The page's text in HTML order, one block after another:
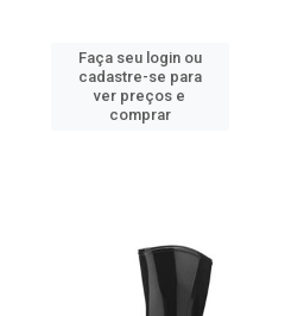
Faça seu login ou
cadastre-se para
ver preços e
comprar